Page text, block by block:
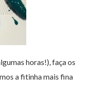
horas!), faça os
a fitinha mais fina